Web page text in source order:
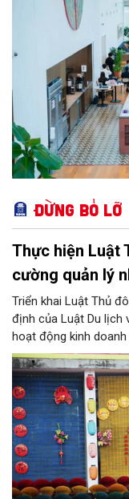
Đừng bỏ lỡ
Thực hiện Luật
cường quản lý
Triển khai Luật Thủ
định của Luật Du lịch
hoạt động kinh
chức, đơn vị, doanh
bàn thành phố thực
góp phần thực hiện
Nội năm 2026 và giai